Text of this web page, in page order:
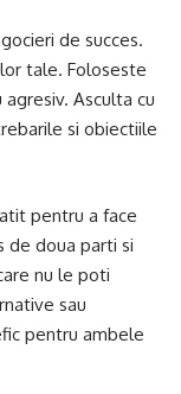
de succes.
tale. Foloseste
Asculta cu
si obiectiile
pentru a face
de doua parti si
nu le poti
sau
pentru ambele